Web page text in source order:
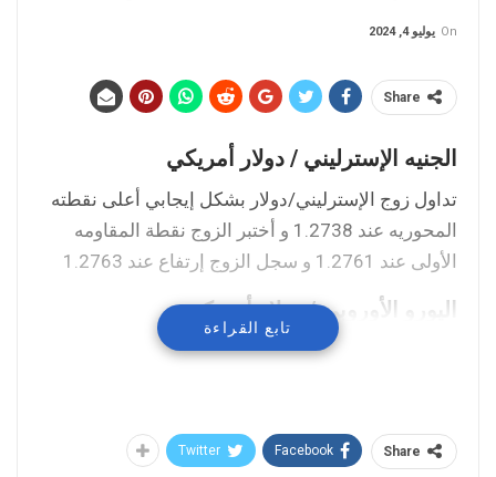
On يوليو 4, 2024
Share
الجنيه الإسترليني / دولار أمريكي
تداول زوج الإسترليني/دولار بشكل إيجابي أعلى نقطته
المحوريه عند 1.2738 و أختبر الزوج نقطة المقاومه
الأولى عند 1.2761 و سجل الزوج إرتفاع عند 1.2763
اليورو الأوروبي / دولار أمريكي
تداول زوج اليورو/دولار بشكل إيجابي أعلى نقطته
مؤشر داكس الألماني
تابع القراءة
Share
Facebook
Twitter